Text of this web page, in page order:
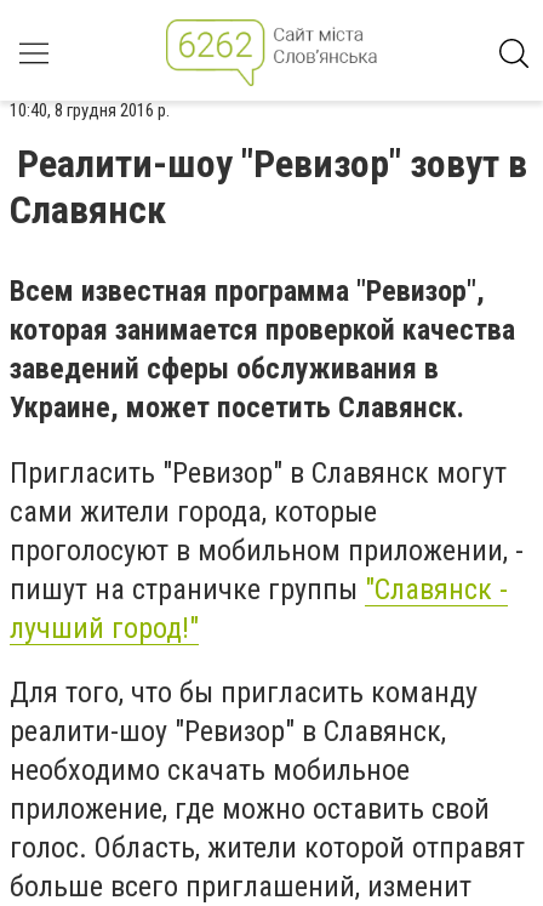
10:40, 8 грудня 2016 р.
Реалити-шоу "Ревизор" зовут в
Славянск
Всем известная программа "Ревизор",
которая занимается проверкой качества
заведений сферы обслуживания в
Украине, может посетить Славянск.
Пригласить "Ревизор" в Славянск могут
сами жители города, которые
проголосуют в мобильном приложении, -
пишут на страничке группы "Славянск -
лучший город!"
Для того, что бы пригласить команду
реалити-шоу "Ревизор" в Славянск,
необходимо скачать мобильное
приложение, где можно оставить свой
голос. Область, жители которой отправят
больше всего приглашений, изменит